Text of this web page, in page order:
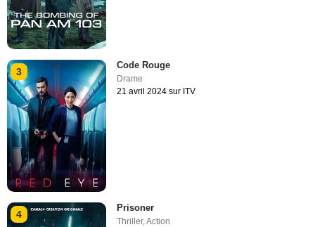
3
Code Rouge
Drame
21 avril 2024 sur ITV
4
Prisoner
Thriller,Action